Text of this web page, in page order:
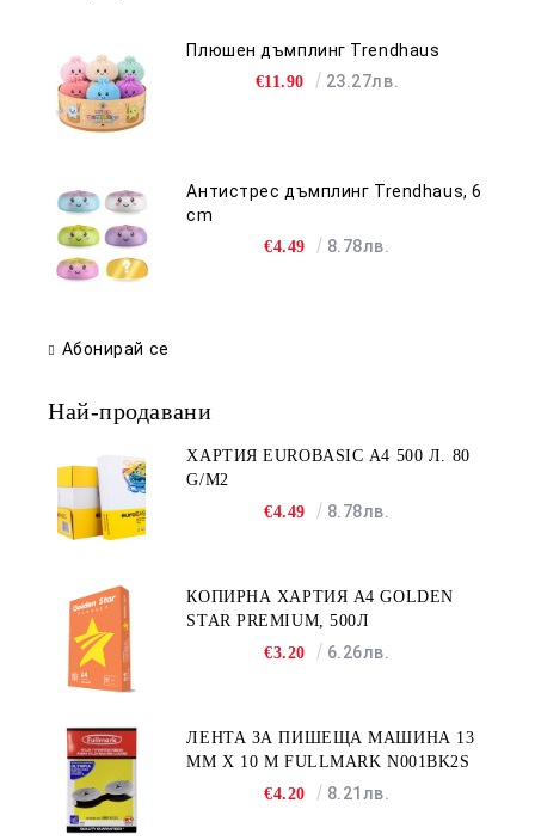
Плюшен дъмплинг Trendhaus
€11.90 23.27лв.
Антистрес дъмплинг Trendhaus, 6
cm
€4.49 8.78лв.
Абонирай се
Най-продавани
ХАРТИЯ EUROBASIC А4 500 Л. 80
G/M2
€4.49
8.78лв.
КОПИРНА ХАРТИЯ A4 GOLDEN
STAR PREMIUM, 500Л
€3.20
6.26лв.
ЛЕНТА ЗА ПИШЕЩА МАШИНА 13
MM X 10 M FULLMARK N001BK2S
€4.20
8.21лв.